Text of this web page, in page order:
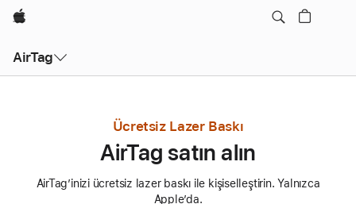
wzlhp
AirTag
Ücretsiz Lazer Baskı
AirTag satın alın
AirTag’inizi ücretsiz lazer baskı ile kişiselleştirin. Yalnızca
Apple’da.